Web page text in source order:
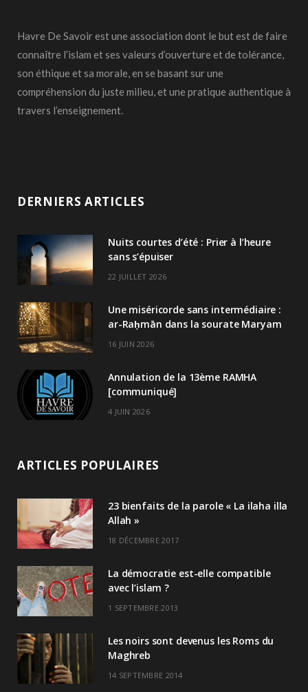
Havre De Savoir est une association dont le but est de faire
connaître l’islam et ses valeurs d’ouverture et de tolérance,
son éthique et sa morale, en se basant sur une
compréhension du juste milieu, et une pratique authentique à
travers l’enseignement.
DERNIERS ARTICLES
Nuits courtes d’été : Prier à l’heure
sans s’épuiser
22 JUILLET 2026
Une miséricorde sans intermédiaire :
ar-Raḥmān dans la sourate Maryam
16 JUIN 2026
Annulation de la 13ème RAMHA
[communiqué]
4 JUIN 2026
ARTICLES POPULAIRES
23 bienfaits de la parole « La ilaha illa
Allah »
18 DÉCEMBRE 2017
La démocratie est-elle compatible
avec l’islam ?
1 SEPTEMBRE 2013
Les noirs sont devenus les Roms du
Maghreb
14 SEPTEMBRE 2014